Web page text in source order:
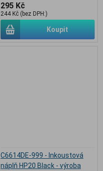
295 Kč
244 Kč (bez DPH:)
Koupit
C6614DE-999 - Inkoustová
náplň HP20 Black - výroba